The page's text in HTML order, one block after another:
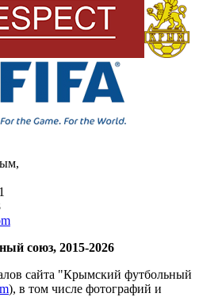
,
союз, 2015-2026
сайта "Крымский футбольный
), в том числе фотографий и